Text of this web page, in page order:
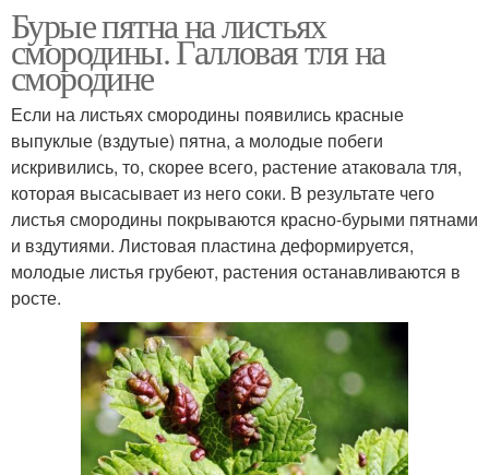
Бурые пятна на листьях
смородины. Галловая тля на
смородине
Если на листьях смородины появились красные
выпуклые (вздутые) пятна, а молодые побеги
искривились, то, скорее всего, растение атаковала тля,
которая высасывает из него соки. В результате чего
листья смородины покрываются красно-бурыми пятнами
и вздутиями. Листовая пластина деформируется,
молодые листья грубеют, растения останавливаются в
росте.